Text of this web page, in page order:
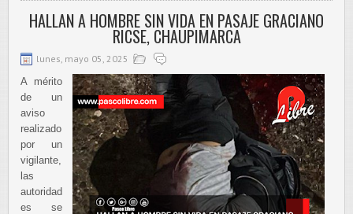
HALLAN A HOMBRE SIN VIDA EN PASAJE GRACIANO
RICSE, CHAUPIMARCA
lunes, mayo 05, 2025
A mérito
de un
aviso
realizado
por un
vigilante,
las
autoridad
es se